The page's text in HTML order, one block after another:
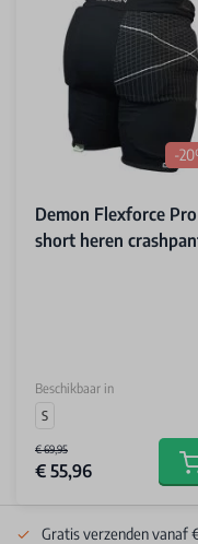
-
Demon Flexforce Pro
short heren
Beschikbaar in
S
€ 69,95
€ 55,96
Gratis verzenden vanaf